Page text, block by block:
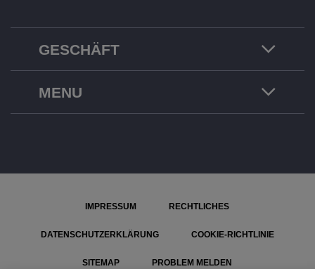
GESCHÄFT
MENU
IMPRESSUM RECHTLICHES
DATENSCHUTZERKLÄRUNG COOKIE-RICHTLINIE
SITEMAP PROBLEM MELDEN